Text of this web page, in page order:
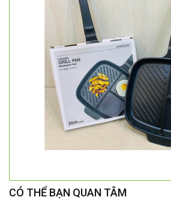
CÓ THỂ BẠN QUAN TÂM